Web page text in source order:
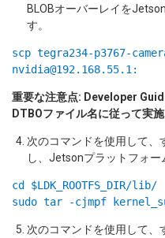
BLOBオーバーレイを
す。
scp tegra234-p3767-
nvidia@192.168.55.1:
重要な注意点: Developer
DTBOファイル名に従って実施
次のコマンドを使用して、
し、Jetsonプラットフォー
cd $LDK_ROOTFS_DIR/lib/
sudo tar -cjmpf
次のコマンドを使用して、